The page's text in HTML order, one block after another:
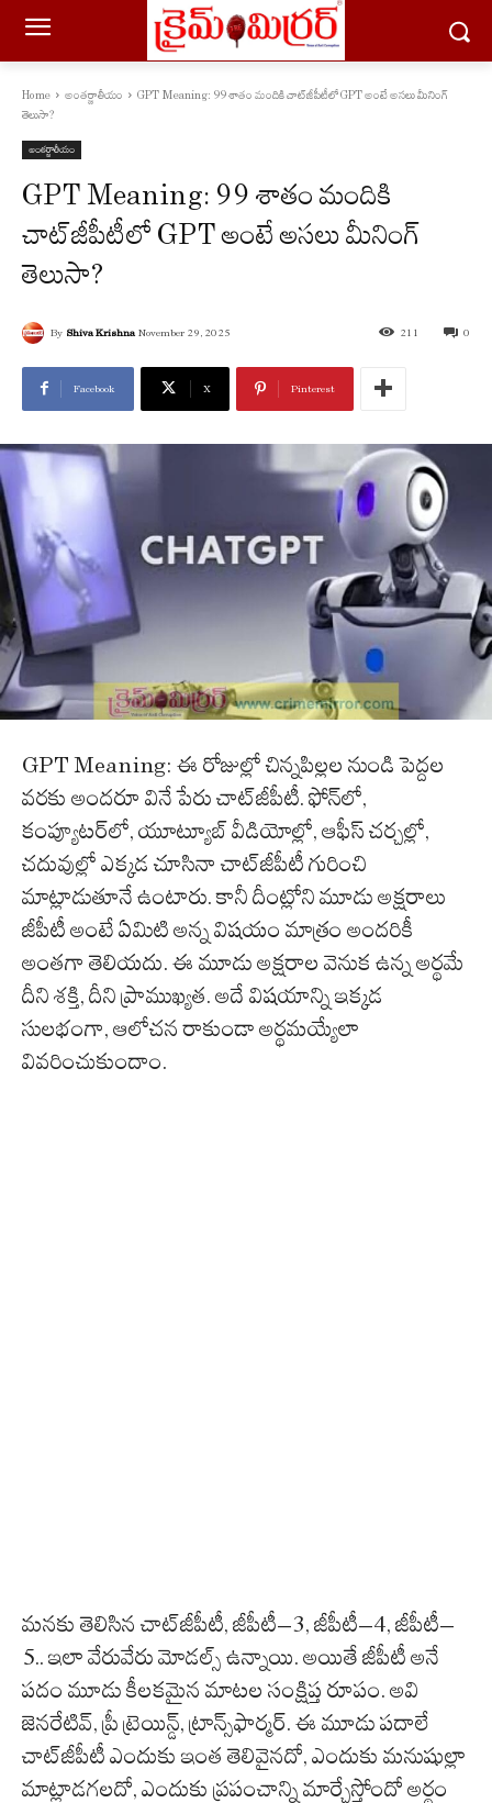
Home అంతర్జాతీయం
GPT Meaning: 99 శాతం మందికి చాట్‌జీపీటీలో GPT అంటే అసలు మీనింగ్
తెలుసా?
అంతర్జాతీయం
GPT Meaning: 99 శాతం మందికి
చాట్‌జీపీటీలో GPT అంటే అసలు మీనింగ్
తెలుసా?
By Shiva Krishna November 29, 2025 0
211
Facebook X Pinterest
GPT Meaning: ఈ రోజుల్లో చిన్నపిల్లల నుండి పెద్దల
వరకు అందరూ వినే పేరు చాట్‌జీపీటీ. ఫోన్‌లో,
కంప్యూటర్‌లో, యూట్యూబ్ వీడియోల్లో, ఆఫీస్ చర్చల్లో,
చదువుల్లో ఎక్కడ చూసినా చాట్‌జీపీటీ గురించి
మాట్లాడుతూనే ఉంటారు. కానీ దీంట్లోని మూడు అక్షరాలు
జీపీటీ అంటే ఏమిటి అన్న విషయం మాత్రం అందరికీ
అంతగా తెలియదు. ఈ మూడు అక్షరాల వెనుక ఉన్న అర్థమే
దీని శక్తి, దీని ప్రాముఖ్యత. అదే విషయాన్ని ఇక్కడ
సులభంగా, ఆలోచన రాకుండా అర్థమయ్యేలా
వివరించుకుందాం.
మనకు తెలిసిన చాట్‌జీపీటీ, జీపీటీ–3, జీపీటీ–4, జీపీటీ–
5.. ఇలా వేరువేరు మోడల్స్ ఉన్నాయి. అయితే జీపీటీ అనే
పదం మూడు కీలకమైన మాటల సంక్షిప్త రూపం. అవి
జెనరేటివ్, ప్రీ ట్రెయిన్డ్, ట్రాన్స్‌ఫార్మర్. ఈ మూడు పదాలే
చాట్‌జీపీటీ ఎందుకు ఇంత తెలివైనదో, ఎందుకు మనుషుల్లా
మాట్లాడగలదో, ఎందుకు ప్రపంచాన్ని మార్చేస్తోందో అర్థం